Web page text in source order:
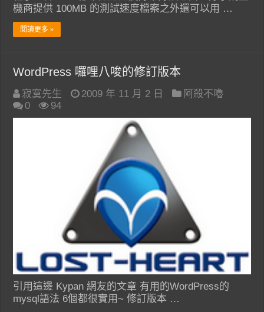
機商提供 100MB 的測試速度檔案之外還可以用 …
閱讀更多 »
WordPress 囉哩八唆的修訂版本
寂寞先生 2009 年 11 月 2 日
阿殺不嚕
0
94
引用這邊 Kypan 網友的文章 有用的WordPress的
mysql語法 6個都很實用~ 修訂版本 …